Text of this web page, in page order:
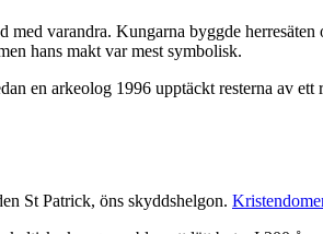
varandra. Kungarna byggde
hans makt var mest symbolisk.
en arkeolog 1996 upptäckt resterna av
St Patrick, öns skyddshelgon.